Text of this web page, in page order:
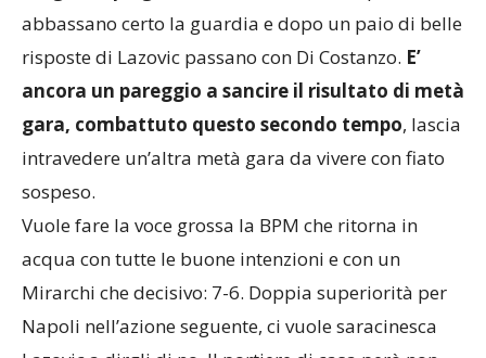
abbassano certo la guardia e dopo un paio di belle
risposte di Lazovic passano con Di Costanzo. E’
ancora un pareggio a sancire il risultato di metà
gara, combattuto questo secondo tempo, lascia
intravedere un’altra metà gara da vivere con fiato
sospeso.
Vuole fare la voce grossa la BPM che ritorna in
acqua con tutte le buone intenzioni e con un
Mirarchi che decisivo: 7-6. Doppia superiorità per
Napoli nell’azione seguente, ci vuole saracinesca